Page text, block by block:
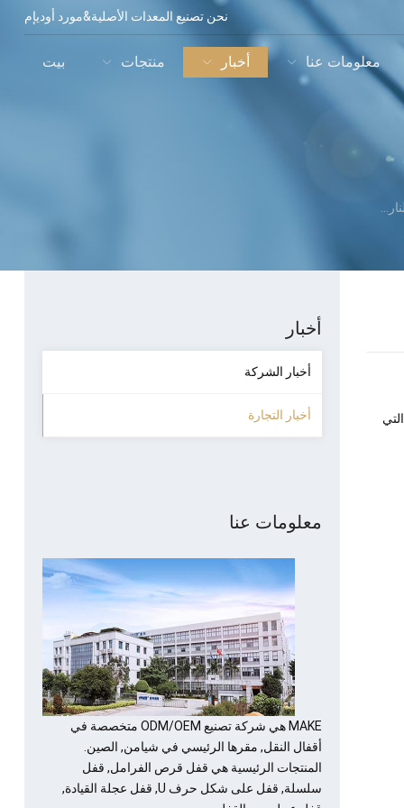
نحن تصنيع المعدات الأصلية&مورد أوديإم
بيت منتجات أخبار معلومات عنا
أخبار
أخبار الشركة
أخبار التجارة
معلومات عنا
MAKE هي شركة تصنيع ODM/OEM متخصصة في
أقفال النقل, مقرها الرئيسي في شيامن, الصين.
المنتجات الرئيسية هي قفل قرص الفرامل, قفل
سلسلة, قفل على شكل حرف U, قفل عجلة القيادة,